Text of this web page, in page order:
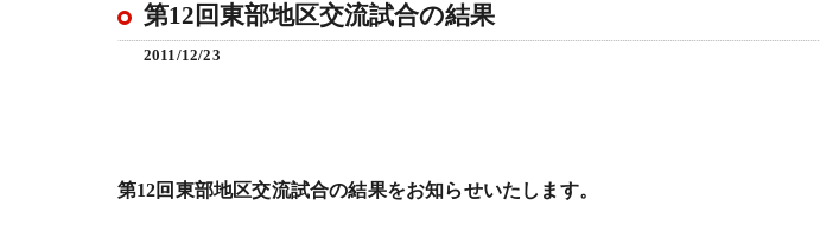
第12回東部地区交流試合の結果
2011/12/23
第12回東部地区交流試合の結果をお知らせいたします。